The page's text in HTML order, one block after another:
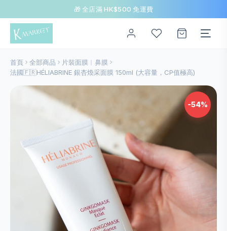
🎁 全店滿 HK$500 免運費
首頁 全部商品
片裝面膜︱鼻膜
法國🇫🇷HÉLIABRINE 銀杏煥采面膜 150ml (大容量，CP值極高)
-54%